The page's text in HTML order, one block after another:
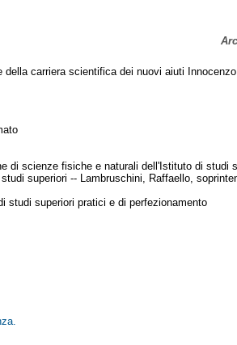
carriera scientifica dei nuovi aiuti
di scienze fisiche e naturali dell'Istituto di studi
superiori -- Lambruschini, Raffaello,
studi superiori pratici e di perfezionamento